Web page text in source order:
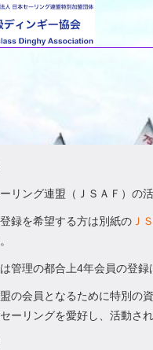
リング連盟（ＪＳＡＦ）の
録を希望する方は別紙の Ｊ
管理の都合上4年会員の登
の会員となるために特別の
ーリングを愛好し、活動さ